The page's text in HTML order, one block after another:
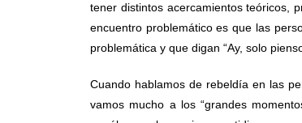
tener distintos acercamientos teóricos,
encuentro problemático es que las
problemática y que digan “Ay, solo
Cuando hablamos de rebeldía en las
vamos mucho a los “grandes